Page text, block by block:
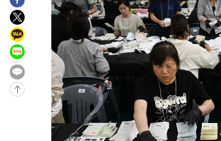
-31496초 전 >
낮 최고 37도 찜통더위…곳곳 소나기·강원 많은 비[내일날씨]
-29802초 전 >
SK하이닉스, 용인·청주 팹에 54조 투자…"AI 메모리 수요 선
응"
-26658초 전 >
여자배구 이재영·이다영 자매, 아제르바이잔 투란VC 입단
-25911초 전 >
외국인 심판 성 접대 7경기 들여다보니…한국 축구 '5승 2무'
-25645초 전 >
[속보]코스닥, 2.86포인트(0.36%) 내린 798.81마감
-25598초 전 >
[속보]코스피, 6200선 약보합…0.60% 내린 6258.77에 마쳐
-25578초 전 >
[속보]원·달러 환율, 7.7원 내린 1416.1원 마감
[속보] 노원서 40.1도 관측…서울, 2018년 이후 첫 40도
[속보]종합특검, '계엄 수용공간 확보' 신용해 前교정본부장
외신들도 주목한 韓축구 파문…"국민적 공분에 수사 재개"